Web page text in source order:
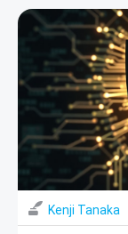
Kenji Tanaka